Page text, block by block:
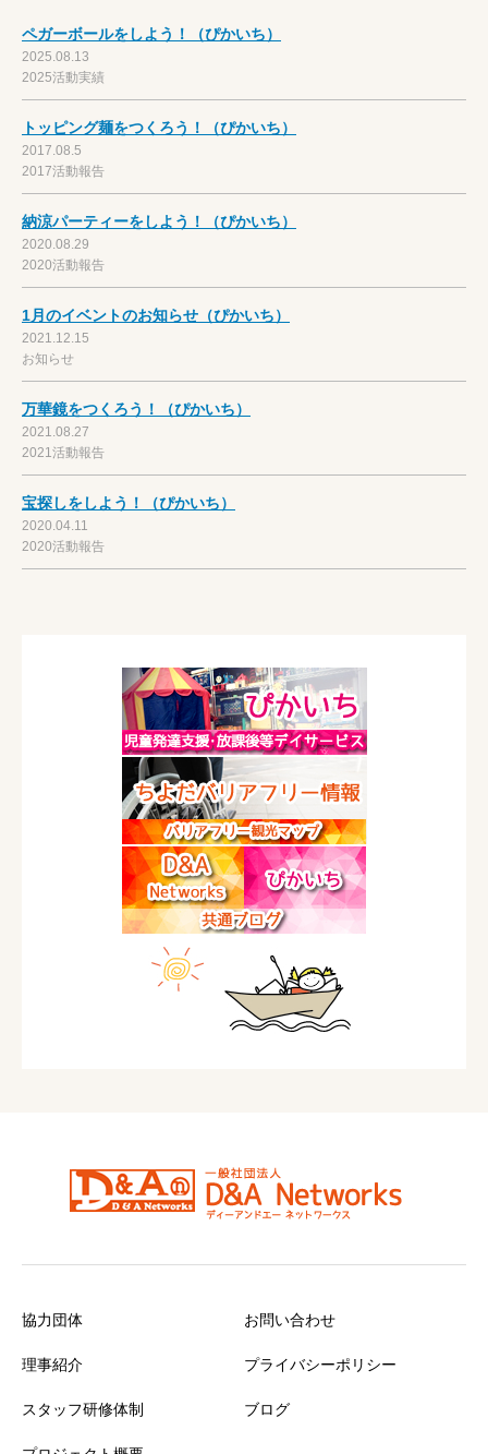
ペガーボールをしよう！（ぴかいち）
2025.08.13
2025活動実績
トッピング麺をつくろう！（ぴかいち）
2017.08.5
2017活動報告
納涼パーティーをしよう！（ぴかいち）
2020.08.29
2020活動報告
1月のイベントのお知らせ（ぴかいち）
2021.12.15
お知らせ
万華鏡をつくろう！（ぴかいち）
2021.08.27
2021活動報告
宝探しをしよう！（ぴかいち）
2020.04.11
2020活動報告
協力団体
理事紹介
スタッフ研修体制
お問い合わせ
プライバシーポリシー
ブログ